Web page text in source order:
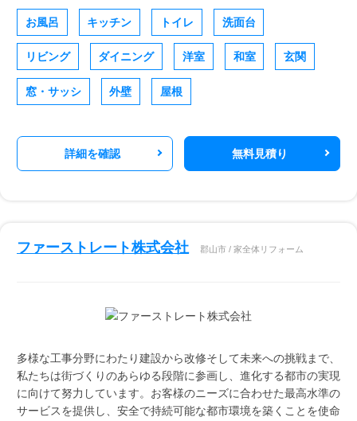
お風呂 キッチン トイレ 洗面台
リビング ダイニング 洋室 和室 玄関
窓・サッシ 外壁 屋根
詳細を確認 無料見積り
ファーストレート株式会社 郡山市 / 家全体リフォーム
多様な工事分野にわたり建設から改修そして未来への挑戦まで、
私たちは街づくりのあらゆる段階に参画し、進化する都市の実現
に向けて努力しています。お客様のニーズに合わせた最高水準の
サービスを提供し、安全で持続可能な都市環境を築くことを使命